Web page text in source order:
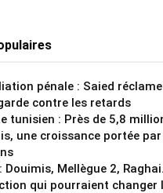
pénale : Saied
contre les retards
tunisien : Près de 5,8
une croissance portée
Douimis, Mellègue 2,
qui pourraient changer